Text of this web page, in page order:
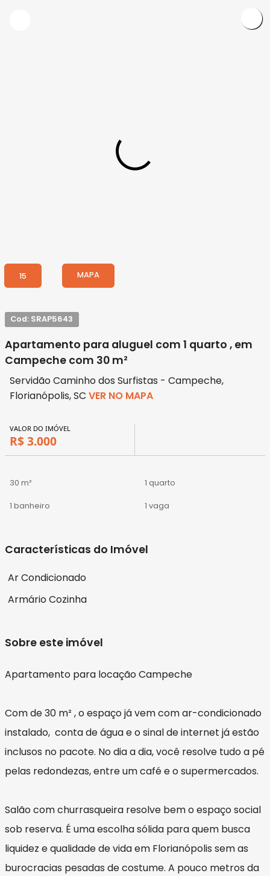
15 MAPA
Cod: SRAP5643
Apartamento para aluguel com 1 quarto , em
Campeche com 30 m²
Servidão Caminho dos Surfistas - Campeche,
Florianópolis, SC VER NO MAPA
VALOR DO IMÓVEL
R$ 3.000
30 m² 1 quarto
1 banheiro 1 vaga
Características do Imóvel
Ar Condicionado
Armário Cozinha
Sobre este imóvel
Apartamento para locação Campeche
Com de 30 m² , o espaço já vem com ar-condicionado
instalado, conta de água e o sinal de internet já estão
inclusos no pacote. No dia a dia, você resolve tudo a pé
pelas redondezas, entre um café e o supermercados.
Salão com churrasqueira resolve bem o espaço social
sob reserva. É uma escolha sólida para quem busca
liquidez e qualidade de vida em Florianópolis sem as
burocracias pesadas de costume. A pouco metros da